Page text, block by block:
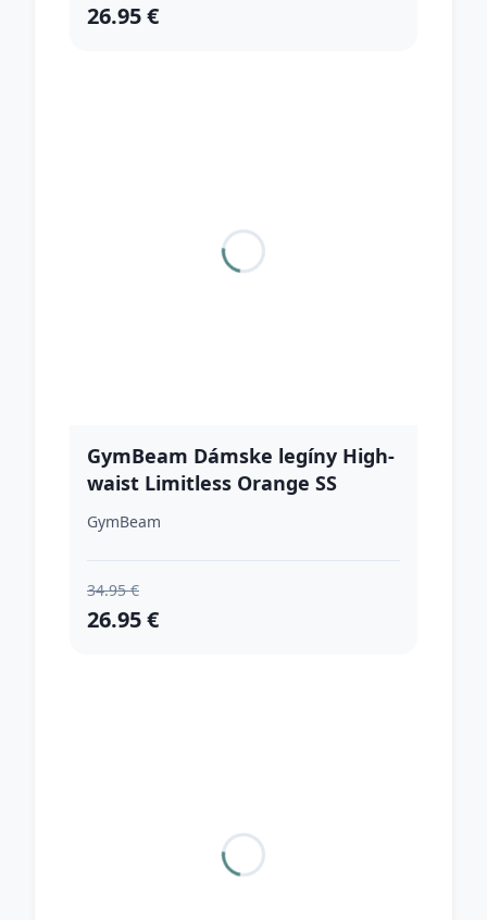
26.95 €
GymBeam Dámske legíny High-
waist Limitless Orange SS
GymBeam
34.95 €
26.95 €